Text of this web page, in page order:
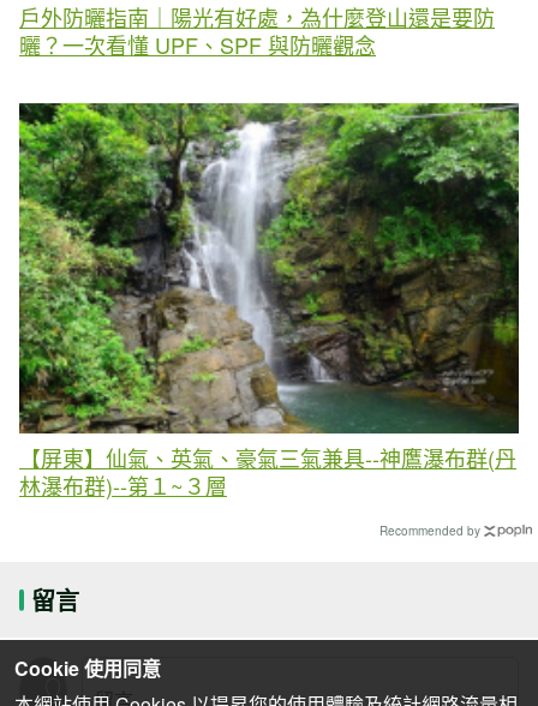
戶外防曬指南｜陽光有好處，為什麼登山還是要防
曬？一次看懂 UPF、SPF 與防曬觀念
【屏東】仙氣、英氣、豪氣三氣兼具--神鷹瀑布群(丹
林瀑布群)--第１~３層
Recommended by
留言
Cookie 使用同意